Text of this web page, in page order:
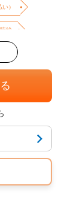
自転車通
）
給
バイク・車通勤OK